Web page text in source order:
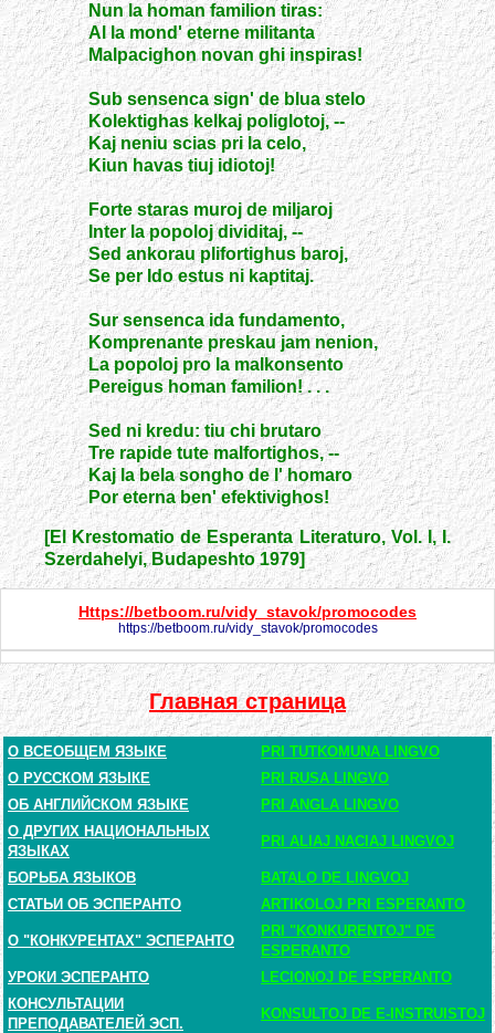
Nun la homan familion tiras:
Al la mond' eterne militanta
Malpacighon novan ghi inspiras!
Sub sensenca sign' de blua stelo
Kolektighas kelkaj poliglotoj, --
Kaj neniu scias pri la celo,
Kiun havas tiuj idiotoj!
Forte staras muroj de miljaroj
Inter la popoloj dividitaj, --
Sed ankorau plifortighus baroj,
Se per Ido estus ni kaptitaj.
Sur sensenca ida fundamento,
Komprenante preskau jam nenion,
La popoloj pro la malkonsento
Pereigus homan familion! . . .
Sed ni kredu: tiu chi brutaro
Tre rapide tute malfortighos, --
Kaj la bela songho de l' homaro
Por eterna ben' efektivighos!
[El Krestomatio de Esperanta Literaturo, Vol. I, I.
Szerdahelyi, Budapeshto 1979]
Https://betboom.ru/vidy_stavok/promocodes
https://betboom.ru/vidy_stavok/promocodes
Главная страница
О ВСЕОБЩЕМ ЯЗЫКЕ
PRI TUTKOMUNA LINGVO
О РУССКОМ ЯЗЫКЕ
PRI RUSA LINGVO
ОБ АНГЛИЙСКОМ ЯЗЫКЕ
PRI ANGLA LINGVO
О ДРУГИХ НАЦИОНАЛЬНЫХ
ЯЗЫКАХ
PRI ALIAJ NACIAJ LINGVOJ
БОРЬБА ЯЗЫКОВ
BATALO DE LINGVOJ
СТАТЬИ ОБ ЭСПЕРАНТО
ARTIKOLOJ PRI ESPERANTO
О "КОНКУРЕНТАХ" ЭСПЕРАНТО
PRI "KONKURENTOJ" DE
ESPERANTO
УРОКИ ЭСПЕРАНТО
LECIONOJ DE ESPERANTO
КОНСУЛЬТАЦИИ
ПРЕПОДАВАТЕЛЕЙ ЭСП.
KONSULTOJ DE E-INSTRUISTOJ